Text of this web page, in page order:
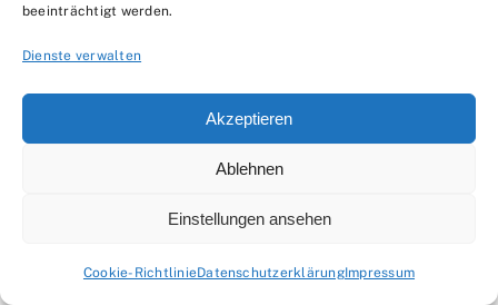
beeinträchtigt werden.
Dienste verwalten
Akzeptieren
Ablehnen
Einstellungen ansehen
Cookie-RichtlinieDatenschutzerklärungImpressum
verstehen, dann handeln. Auf suche-
handwerk.de erklärt Tobias
Laien Orientierung bekommen und
erkennt, wie Wartungslogik funktioniert
Ausfällen eingrenzt – ohne riskante DIY-